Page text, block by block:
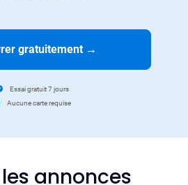
gratuitement →
Essai gratuit 7 jours
Aucune carte requise
annonces